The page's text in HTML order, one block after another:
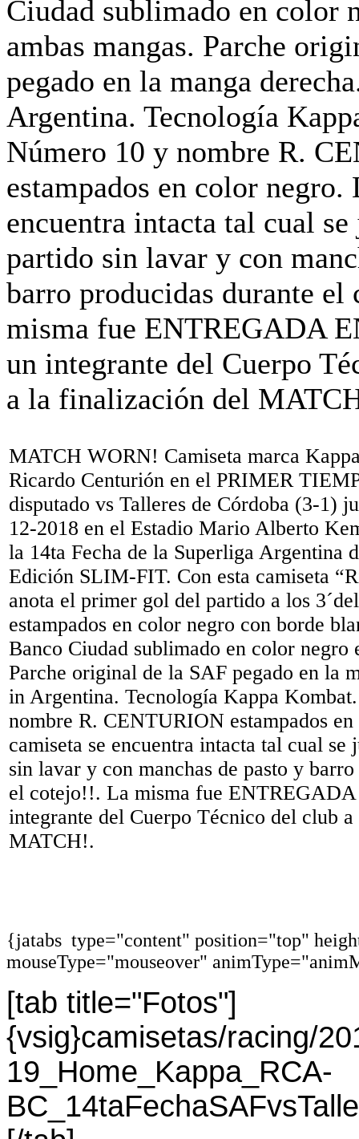
MATCH WORN! Camiseta marca
Ricardo Centurión en el PRIMER
disputado vs Talleres de Córdoba (3-1)
12-2018 en el Estadio Mario Alberto
la 14ta Fecha de la Superliga Argentina
Edición SLIM-FIT. Con esta camiseta
anota el primer gol del partido a los
estampados en color negro con borde
Banco Ciudad sublimado en color negro
Parche original de la SAF pegado en la
in Argentina. Tecnología Kappa
nombre R. CENTURION estampados
camiseta se encuentra intacta tal cual se
sin lavar y con manchas de pasto y
el cotejo!!. La misma fue
integrante del Cuerpo Técnico del club
MATCH!.
{jatabs type="content" position="top"
mouseType="mouseover"
[tab title="Fotos"]
{vsig}camisetas/racing/
19_Home_Kappa_RCA-